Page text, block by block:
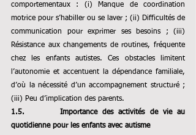
comportementaux :
(i)
Manque de coordination
motrice pour s’habiller ou se laver ; (ii) Difficultés de
Résistance aux changements de routines, fréquente
chez les enfants autistes. Ces obstacles limitent
l’autonomie et accentuent la dépendance familiale,
d’où la nécessité d’un accompagnement structuré ;
(iii) Peu d’implication des parents.
1.5.       Importance des activités de vie au
quotidienne pour les enfants avec autisme